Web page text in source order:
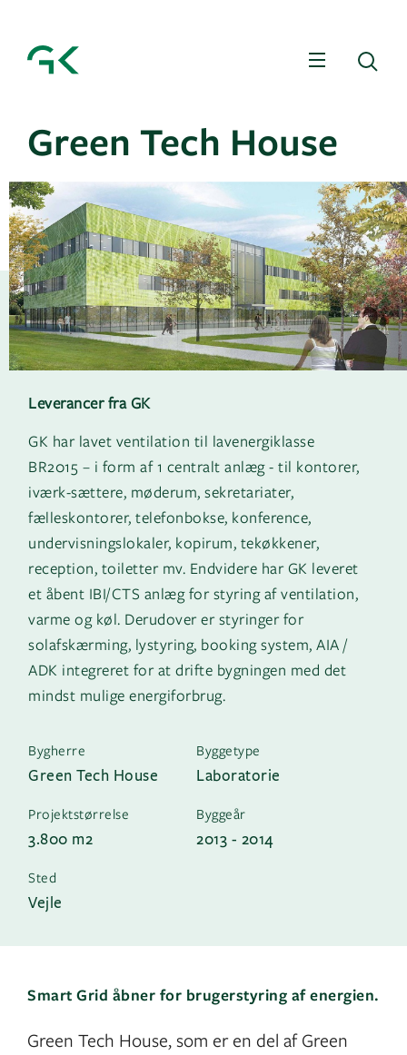
Menu
Green Tech House
Leverancer fra GK
GK har lavet ventilation til lavenergiklasse
BR2015 – i form af 1 centralt anlæg - til kontorer,
iværk-sættere, møderum, sekretariater,
fælleskontorer, telefonbokse, konference,
undervisningslokaler, kopirum, tekøkkener,
reception, toiletter mv. Endvidere har GK leveret
et åbent IBI/CTS anlæg for styring af ventilation,
varme og køl. Derudover er styringer for
solafskærming, lystyring, booking system, AIA /
ADK integreret for at drifte bygningen med det
mindst mulige energiforbrug.
Bygherre
Green Tech House
Byggetype
Laboratorie
Projektstørrelse
3.800 m2
Byggeår
2013 - 2014
Sted
Vejle
Smart Grid åbner for brugerstyring af energien.
Green Tech House, som er en del af Green